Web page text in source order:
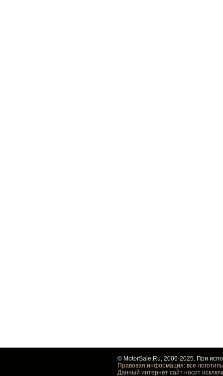
© MotorSale.Ru, 2006-2025. При
Правовая информация: все
Данный интернет сайт носит